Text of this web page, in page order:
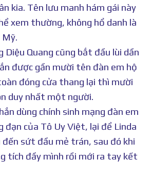
kia. Tên lưu manh hám gái này
xem thường, không hổ danh là
Diệu Quang cũng bắt đầu lùi dần
được gần mười tên đàn em hộ
đóng cửa thang lại thì mười
duy nhất một người.
dùng chính sinh mạng đàn em
đạn của Tô Uy Việt, lại để Linda
đến sứt đầu mẻ trán, sau đó khi
tích đầy mình rồi mới ra tay kết